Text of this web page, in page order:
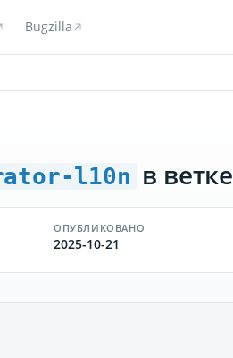
Bugzilla
l10n в ветке
ОПУБЛИКОВАНО
2025-10-21